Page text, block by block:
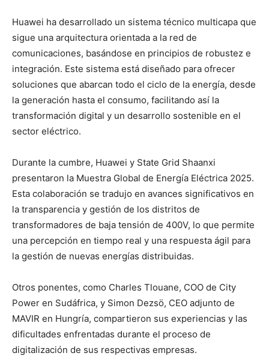
Huawei ha desarrollado un sistema técnico multicapa que
sigue una arquitectura orientada a la red de
comunicaciones, basándose en principios de robustez e
integración. Este sistema está diseñado para ofrecer
soluciones que abarcan todo el ciclo de la energía, desde
la generación hasta el consumo, facilitando así la
transformación digital y un desarrollo sostenible en el
sector eléctrico.
Durante la cumbre, Huawei y State Grid Shaanxi
presentaron la Muestra Global de Energía Eléctrica 2025.
Esta colaboración se tradujo en avances significativos en
la transparencia y gestión de los distritos de
transformadores de baja tensión de 400V, lo que permite
una percepción en tiempo real y una respuesta ágil para
la gestión de nuevas energías distribuidas.
Otros ponentes, como Charles Tlouane, COO de City
Power en Sudáfrica, y Simon Dezsö, CEO adjunto de
MAVIR en Hungría, compartieron sus experiencias y las
dificultades enfrentadas durante el proceso de
digitalización de sus respectivas empresas.